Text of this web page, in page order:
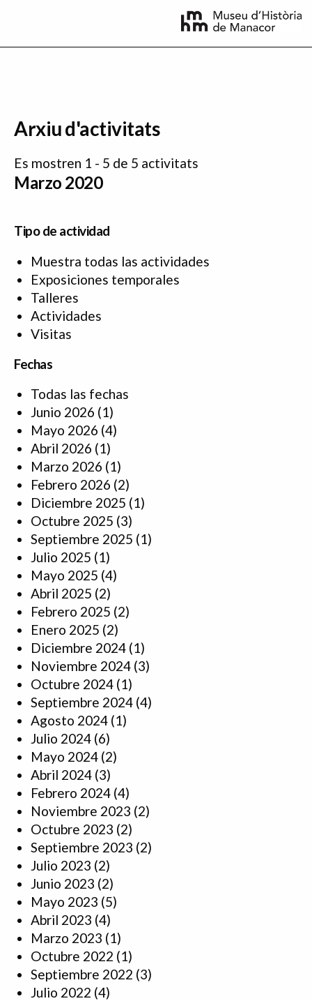
Arxiu d'activitats
Es mostren 1 - 5 de 5 activitats
Marzo 2020
Tipo de actividad
Muestra todas las actividades
Exposiciones temporales
Talleres
Actividades
Visitas
Fechas
Todas las fechas
Junio 2026 (1)
Mayo 2026 (4)
Abril 2026 (1)
Marzo 2026 (1)
Febrero 2026 (2)
Diciembre 2025 (1)
Octubre 2025 (3)
Septiembre 2025 (1)
Julio 2025 (1)
Mayo 2025 (4)
Abril 2025 (2)
Febrero 2025 (2)
Enero 2025 (2)
Diciembre 2024 (1)
Noviembre 2024 (3)
Octubre 2024 (1)
Septiembre 2024 (4)
Agosto 2024 (1)
Julio 2024 (6)
Mayo 2024 (2)
Abril 2024 (3)
Febrero 2024 (4)
Noviembre 2023 (2)
Octubre 2023 (2)
Septiembre 2023 (2)
Julio 2023 (2)
Junio 2023 (2)
Mayo 2023 (5)
Abril 2023 (4)
Marzo 2023 (1)
Octubre 2022 (1)
Septiembre 2022 (3)
Julio 2022 (4)